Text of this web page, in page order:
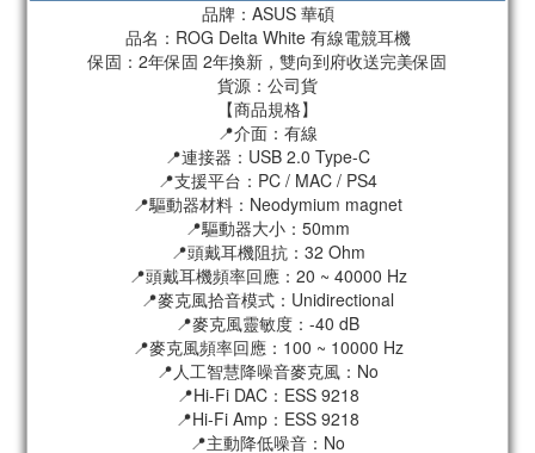
品牌：ASUS 華碩
品名：ROG Delta White 有線電競耳機
保固：2年保固 2年換新，雙向到府收送完美保固
貨源：公司貨
【商品規格】
📍介面：有線
📍連接器：USB 2.0 Type-C
📍支援平台：PC / MAC / PS4
📍驅動器材料：Neodymium magnet
📍驅動器大小：50mm
📍頭戴耳機阻抗：32 Ohm
📍頭戴耳機頻率回應：20 ~ 40000 Hz
📍麥克風拾音模式：Unidirectional
📍麥克風靈敏度：-40 dB
📍麥克風頻率回應：100 ~ 10000 Hz
📍人工智慧降噪音麥克風：No
📍Hi-Fi DAC：ESS 9218
📍Hi-Fi Amp：ESS 9218
📍主動降低噪音：No